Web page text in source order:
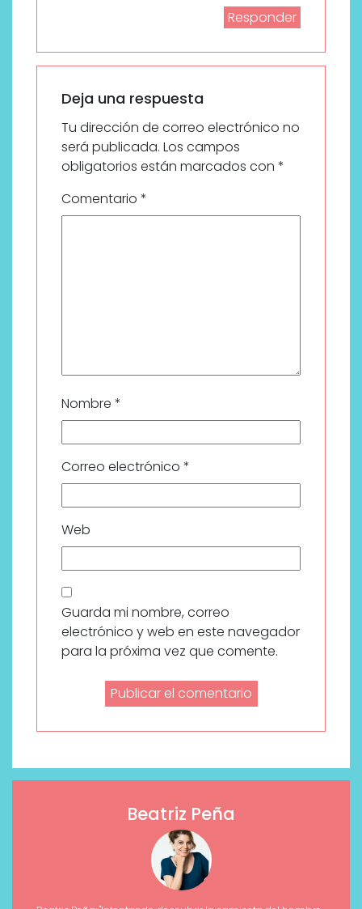
Responder
Deja una respuesta
Tu dirección de correo electrónico no
será publicada. Los campos
obligatorios están marcados con *
Comentario *
Nombre *
Correo electrónico *
Web
Guarda mi nombre, correo
electrónico y web en este navegador
para la próxima vez que comente.
Beatriz Peña